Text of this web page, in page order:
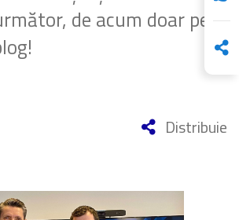
de acum doar pe
Distribuie